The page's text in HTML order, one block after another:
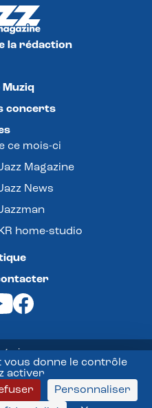
vous donne le contrôle
activer
Personnaliser
la rédaction
Muziq
concerts
ce mois-ci
Magazine
News
home-studio
-
légales
de vente